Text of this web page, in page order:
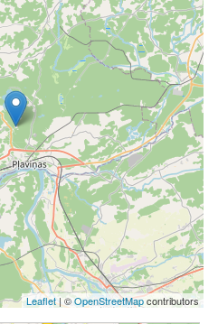
Leaflet| ©OpenStreetMapcontributors